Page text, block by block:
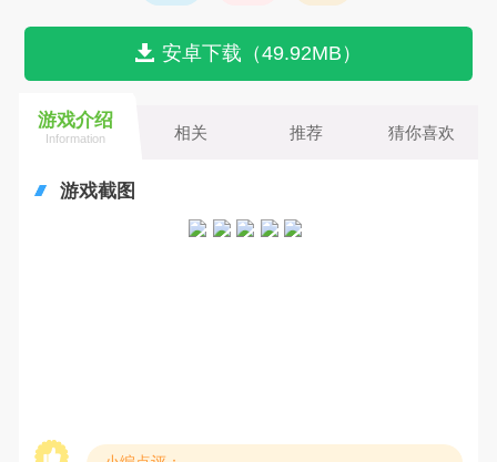
安卓下载（49.92MB）
游戏介绍
Information 相关 推荐 猜你喜欢
游戏截图